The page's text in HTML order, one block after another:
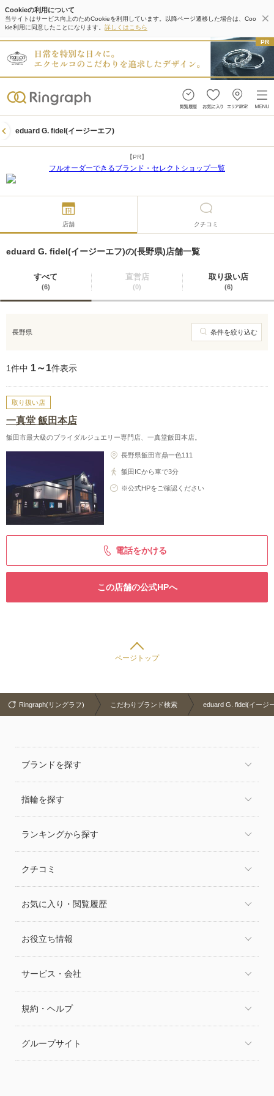
Cookieの利用について
当サイトはサービス向上のためCookieを利用しています。以降ページ遷移した場合は、Coo
kie利用に同意したことになります。 詳しくはこちら
eduard G. fidel(イージーエフ)
【PR】
フルオーダーできるブランド・セレクトショップ一覧
店舗 クチコミ
eduard G. fidel(イージーエフ)の(長野県)店舗一覧
すべて
(6)
直営店
(0)
取り扱い店
(6)
長野県 条件を絞り込む
1件中 1～1件表示
取り扱い店
一真堂 飯田本店
飯田市最大級のブライダルジュエリー専門店、一真堂飯田本店。
長野県飯田市鼎一色111
飯田ICから車で3分
※公式HPをご確認ください
電話をかける
この店舗の公式HPへ
ページトップ
Ringraph(リングラフ) こだわりブランド検索 eduard G. fidel(イージ
ブランドを探す
指輪を探す
ランキングから探す
クチコミ
お気に入り・閲覧履歴
お役立ち情報
サービス・会社
規約・ヘルプ
グループサイト